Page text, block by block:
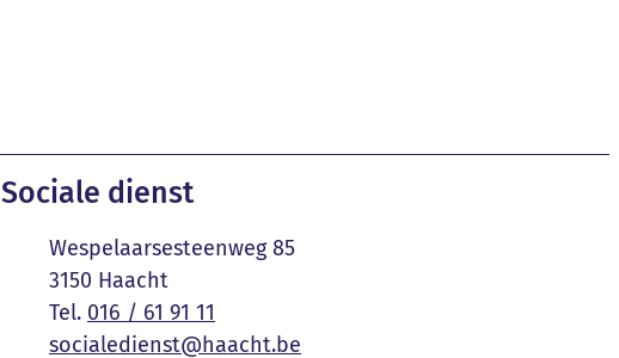
Sociale dienst
AdresWespelaarsesteenweg 85
,3150 Haacht
016 / 61 91 11
E-mailsocialedienst@haacht.be